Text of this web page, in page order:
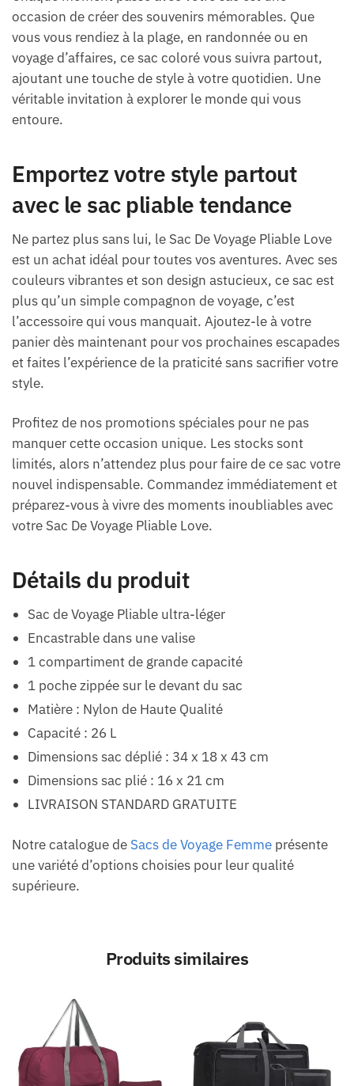
occasion de créer des souvenirs mémorables. Que
vous vous rendiez à la plage, en randonnée ou en
voyage d’affaires, ce sac coloré vous suivra partout,
ajoutant une touche de style à votre quotidien. Une
véritable invitation à explorer le monde qui vous
entoure.
Emportez votre style partout
avec le sac pliable tendance
Ne partez plus sans lui, le Sac De Voyage Pliable Love
est un achat idéal pour toutes vos aventures. Avec ses
couleurs vibrantes et son design astucieux, ce sac est
plus qu’un simple compagnon de voyage, c’est
l’accessoire qui vous manquait. Ajoutez-le à votre
panier dès maintenant pour vos prochaines escapades
et faites l’expérience de la praticité sans sacrifier votre
style.
Profitez de nos promotions spéciales pour ne pas
manquer cette occasion unique. Les stocks sont
limités, alors n’attendez plus pour faire de ce sac votre
nouvel indispensable. Commandez immédiatement et
préparez-vous à vivre des moments inoubliables avec
votre Sac De Voyage Pliable Love.
Détails du produit
Sac de Voyage Pliable ultra-léger
Encastrable dans une valise
1 compartiment de grande capacité
1 poche zippée sur le devant du sac
Matière : Nylon de Haute Qualité
Capacité : 26 L
Dimensions sac déplié : 34 x 18 x 43 cm
Dimensions sac plié : 16 x 21 cm
LIVRAISON STANDARD GRATUITE
Notre catalogue de Sacs de Voyage Femme présente
une variété d’options choisies pour leur qualité
supérieure.
Produits similaires